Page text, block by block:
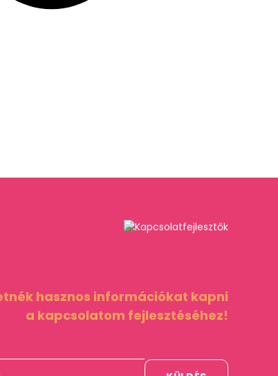
hasznos információkat kapni
a kapcsolatom fejlesztéséhez!